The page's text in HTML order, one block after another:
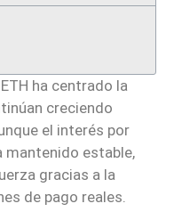
ha centrado la
creciendo
el interés por
mantenido estable,
gracias a la
de pago reales.